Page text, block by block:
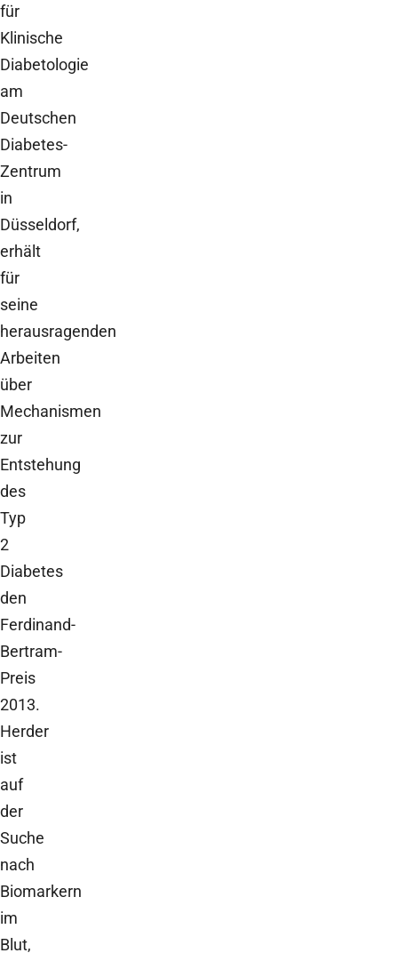
für
Klinische
Diabetologie
am
Deutschen
Diabetes-
Zentrum
in
Düsseldorf,
erhält
für
seine
herausragenden
Arbeiten
über
Mechanismen
zur
Entstehung
des
Typ
2
Diabetes
den
Ferdinand-
Bertram-
Preis
2013.
Herder
ist
auf
der
Suche
nach
Biomarkern
im
Blut,